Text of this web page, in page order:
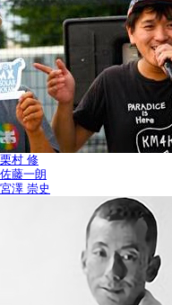
栗村 修
佐藤一朗
宮澤 崇史